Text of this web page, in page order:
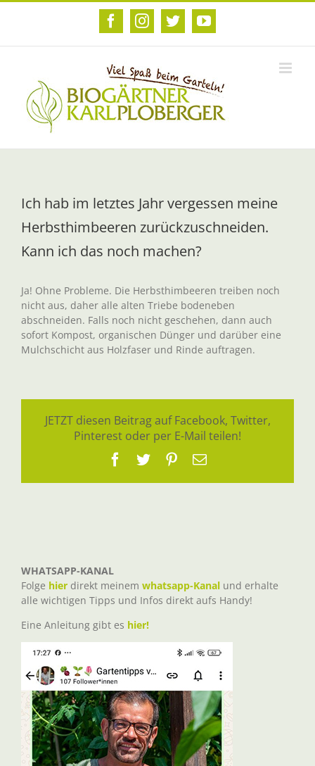
Zum
FacebookInstagram
TwitterYouTube
Ich hab im letztes Jahr vergessen meine
Herbsthimbeeren zurückzuschneiden.
Kann ich das noch machen?
Ja! Ohne Probleme. Die Herbsthimbeeren treiben noch
nicht aus, daher alle alten Triebe bodeneben
abschneiden. Falls noch nicht geschehen, dann auch
sofort Kompost, organischen Dünger und darüber eine
Mulchschicht aus Holzfaser und Rinde auftragen.
JETZT diesen Beitrag auf Facebook, Twitter,
Pinterest oder per E-Mail teilen!
Facebook
TwitterPinterest
E-
WHATSAPP-KANAL
Folge hier direkt meinem whatsapp-Kanal und erhalte
alle wichtigen Tipps und Infos direkt aufs Handy!
Eine Anleitung gibt es hier!